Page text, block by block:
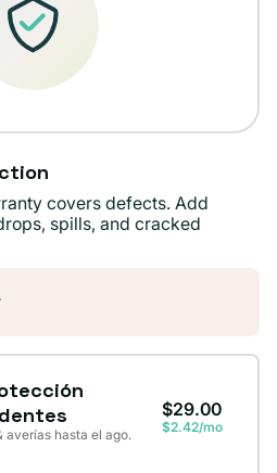
covers defects. Add
spills, and cracked
averías hasta el ago.
$29.00
$2.42/mo